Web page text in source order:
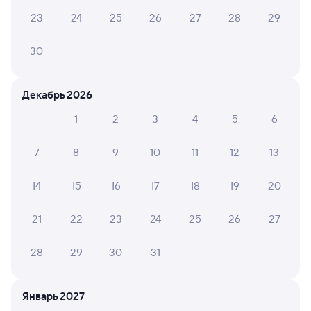
126Я Шексна Проходящий 8,9
из Череповца-1
00:46
от 1 ⁠130 ⁠₽ 1 ⁠659 ⁠₽
Найдём билет на поезд за вас
Искать билеты
23 24 25 26 27 28 29
30
Декабрь 2026
1
2 3 4 5 6
7 8 9 10 11 12 13
14 15 16 17 18 19 20
21 22 23 24 25 26 27
28 29 30 31
Январь 2027